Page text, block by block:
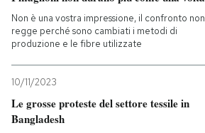
Non è una vostra impressione, il confronto non
regge perché sono cambiati i metodi di
produzione e le fibre utilizzate
10/11/2023
Le grosse proteste del settore tessile in
Bangladesh